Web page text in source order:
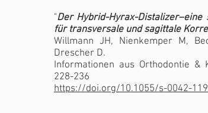
"Der Hybrid-Hyrax-
für transversale und sagittale
Willmann JH, Nienkemper M,
Drescher D.
Informationen aus Orthodontie &
228-236
https://doi.org/10.1055/s-0042-